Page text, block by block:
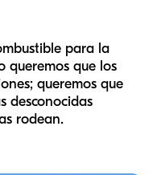
para la
queremos que los
queremos que
desconocidas
rodean.